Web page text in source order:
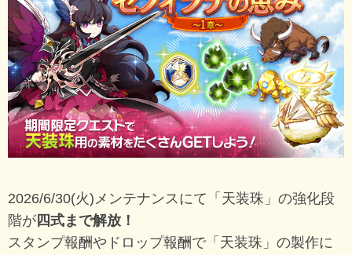
2026/6/30(火)メンテナンスにて「天装珠」の強化段
階が 四式まで解放！
スタンプ報酬やドロップ報酬で「天装珠」の製作に